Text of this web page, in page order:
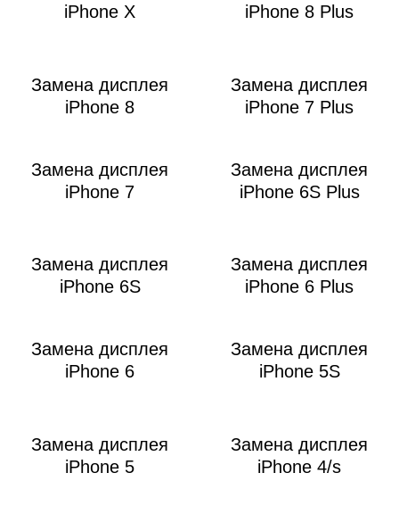
iPhone X
iPhone 8 Plus
Замена дисплея
iPhone 8
Замена дисплея
iPhone 7 Plus
Замена дисплея
iPhone 7
Замена дисплея
iPhone 6S Plus
Замена дисплея
iPhone 6S
Замена дисплея
iPhone 6 Plus
Замена дисплея
iPhone 6
Замена дисплея
iPhone 5S
Замена дисплея
iPhone 5
Замена дисплея
iPhone 4/s